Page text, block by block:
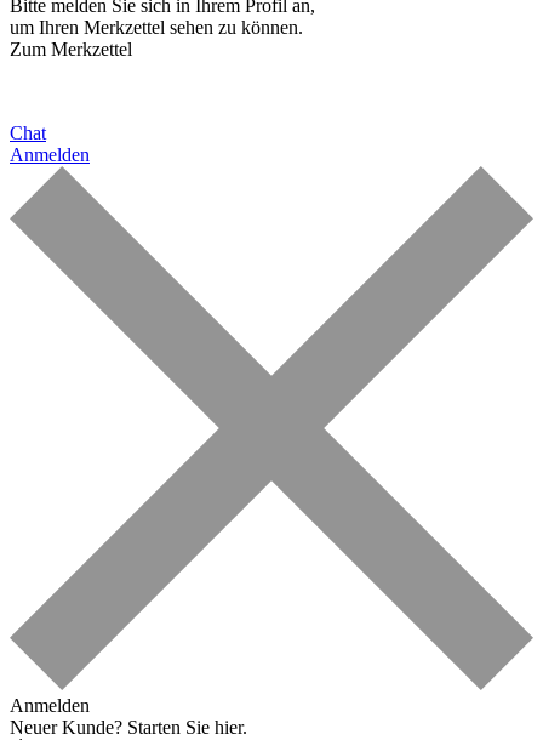
Bitte melden Sie sich in Ihrem Profil an,
um Ihren Merkzettel sehen zu können.
Zum Merkzettel
Chat
Anmelden
Anmelden
Neuer Kunde? Starten Sie hier.